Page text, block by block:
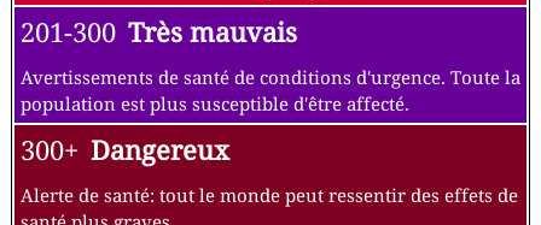
201-300 Très mauvais
Avertissements de santé de conditions d'urgence. Toute la
population est plus susceptible d'être affecté.
300+ Dangereux
Alerte de santé: tout le monde peut ressentir des effets de